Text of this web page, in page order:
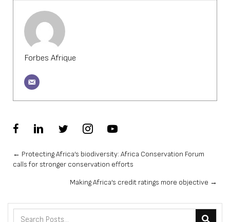
Forbes Afrique
Posts
navigation
← Protecting Africa’s biodiversity: Africa Conservation Forum
calls for stronger conservation efforts
Making Africa’s credit ratings more objective →